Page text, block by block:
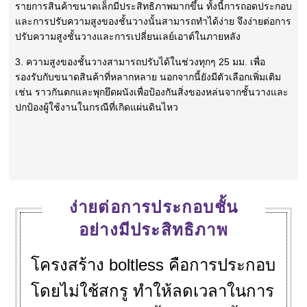
รายการสินค้าขนาดเล็กมีประสิทธิภาพมากขึ้น ทั้งนี้การถอดประกอบ
และการปรับความสูงของชั้นวางนั้นสามารถทำได้ง่าย จึงง่ายต่อการ
ปรับความสูงชั้นวางและการเปลี่ยนเลย์เอาต์ในภายหลัง
3. ความสูงของชั้นวางสามารถปรับได้ในช่วงทุกๆ 25 มม. เพื่อ
รองรับกับขนาดสินค้าที่หลากหลาย นอกจากนี้ยังมีตัวเลือกเพิ่มเติม
เช่น ราวกันตกและพุกยึดผนังเพื่อป้องกันสิ่งของหล่นจากชั้นวางและ
ปกป้องผู้ใช้งานในกรณีที่เกิดแผ่นดินไหว
ง่ายต่อการประกอบชั้น
อย่างมีประสิทธิภาพ
โครงสร้าง boltless คือการประกอบ
โดยไม่ใช้สกรู ทำให้ลดเวลาในการ